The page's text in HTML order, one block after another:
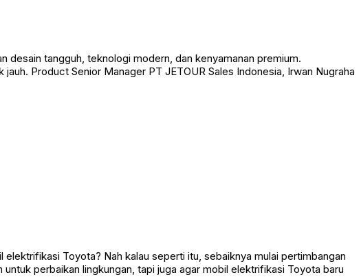
desain tangguh, teknologi modern, dan kenyamanan premium.
Product Senior Manager PT JETOUR Sales Indonesia, Irwan Nugraha
elektrifikasi Toyota? Nah kalau seperti itu, sebaiknya mulai pertimbangan
perbaikan lingkungan, tapi juga agar mobil elektrifikasi Toyota baru